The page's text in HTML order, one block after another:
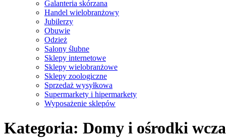
Galanteria skórzana
Handel wielobranżowy
Jubilerzy
Obuwie
Odzież
Salony ślubne
Sklepy internetowe
Sklepy wielobranżowe
Sklepy zoologiczne
Sprzedaż wysyłkowa
Supermarkety i hipermarkety
Wyposażenie sklepów
Menu
Kategoria: Domy i ośrodki